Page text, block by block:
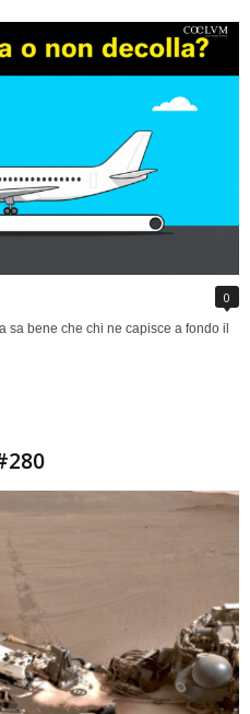
0
sa bene che chi ne capisce a fondo il